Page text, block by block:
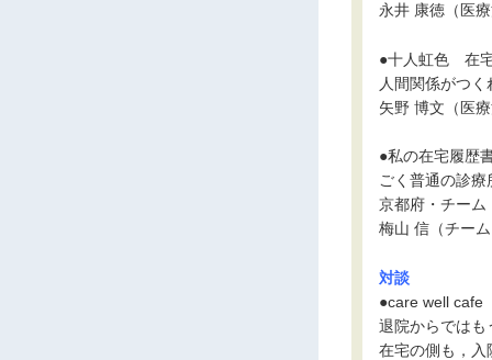
永井 康徳（医
●十人虹色 在
人間関係がつ
矢野 博文（医
●私の在宅履歴
ごく普通の診
京都府・チーム
梅山 信（チー
対談
●care well
退院からではも
在宅の側も，入